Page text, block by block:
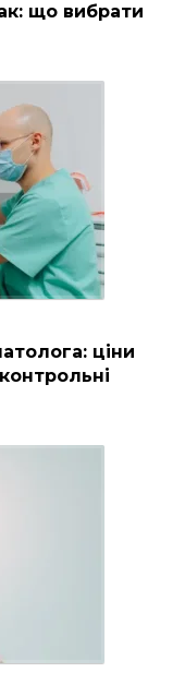
що вибрати
ціни